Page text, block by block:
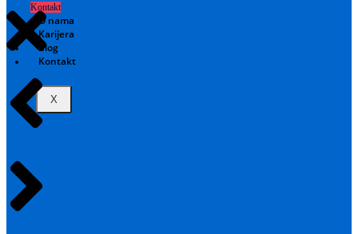
Kontakt
O nama
Karijera
Blog
Kontakt
X